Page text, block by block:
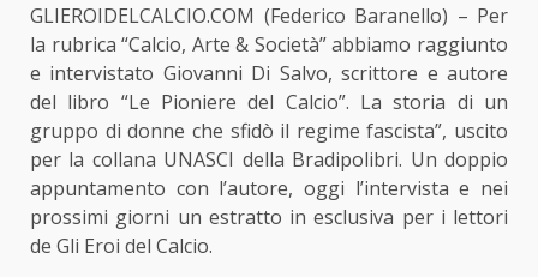
GLIEROIDELCALCIO.COM (Federico Baranello) – Per
la rubrica “Calcio, Arte & Società” abbiamo raggiunto
e intervistato Giovanni Di Salvo, scrittore e autore
del libro “Le Pioniere del Calcio”. La storia di un
gruppo di donne che sfidò il regime fascista”, uscito
per la collana UNASCI della Bradipolibri. Un doppio
appuntamento con l’autore, oggi l’intervista e nei
prossimi giorni un estratto in esclusiva per i lettori
de Gli Eroi del Calcio.